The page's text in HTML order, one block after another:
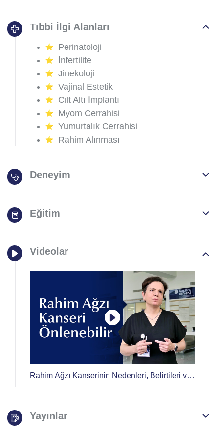
Tıbbi İlgi Alanları
Perinatoloji
İnfertilite
Jinekoloji
Vajinal Estetik
Cilt Altı İmplantı
Myom Cerrahisi
Yumurtalık Cerrahisi
Rahim Alınması
Deneyim
Eğitim
Videolar
Rahim Ağzı Kanserinin Nedenleri, Belirtileri ve
Yayınlar